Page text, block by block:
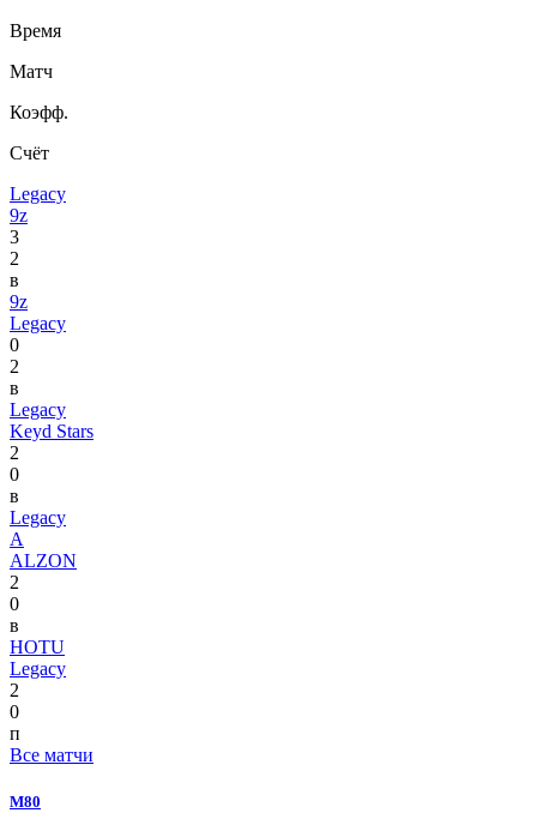
Время
Матч
Коэфф.
Счёт
Legacy
9z
3
2
в
9z
Legacy
0
2
в
Legacy
Keyd Stars
2
0
в
Legacy
A
ALZON
2
0
в
HOTU
Legacy
2
0
п
Все матчи
M80